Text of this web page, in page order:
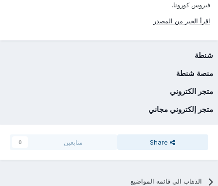
فيروس كورونا.
اقرأ الخبر من المصدر
شنطة
منصة شنطة
متجر الكتروني
متجر إلكتروني مجاني
Share متابعين 0
الذهاب الي قائمه المواضيع